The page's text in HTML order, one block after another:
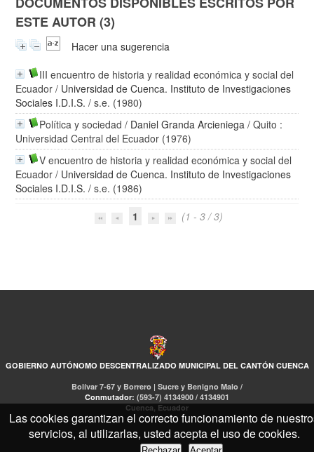
ESTE AUTOR (3)
Hacer una sugerencia
III encuentro de historia y realidad económica y social del
Ecuador / Universidad de Cuenca. Instituto de Investigaciones
Sociales I.D.I.S. / s.e. (1980)
Política y sociedad / Daniel Granda Arcieniega / Quito :
Universidad Central del Ecuador (1976)
V encuentro de historia y realidad económica y social del
Ecuador / Universidad de Cuenca. Instituto de Investigaciones
Sociales I.D.I.S. / s.e. (1986)
1
(1 - 3 / 3)
GOBIERNO AUTÓNOMO DESCENTRALIZADO MUNICIPAL DEL CANTÓN CUENCA
Bolívar 7-67 y Borrero | Sucre y Benigno Malo /
Conmutador: (593-7) 4134900 / 4134901
Cuenca, Ecuador
Las cookies garantizan el correcto funcionamiento de
servicios, al utilizarlas, usted acepta el uso de cookies.